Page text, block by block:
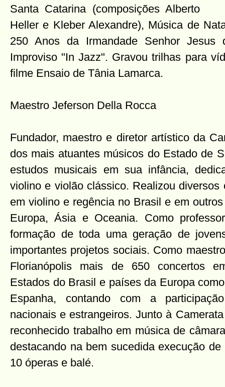
Santa Catarina (composições Alberto
Heller e Kleber Alexandre), Música de
250 Anos da Irmandade Senhor
Improviso "In Jazz". Gravou trilhas para
filme Ensaio de Tânia Lamarca.
Maestro Jeferson Della Rocca
Fundador, maestro e diretor artístico da
dos mais atuantes músicos do Estado de
estudos musicais em sua infância,
violino e violão clássico. Realizou diversos
em violino e regência no Brasil e em
Europa, Ásia e Oceania. Como
formação de toda uma geração de
importantes projetos sociais. Como
Florianópolis mais de 650 concertos
Estados do Brasil e países da Europa
Espanha, contando com a
nacionais e estrangeiros. Junto à
reconhecido trabalho em música de
destacando na bem sucedida execução
10 óperas e balé.